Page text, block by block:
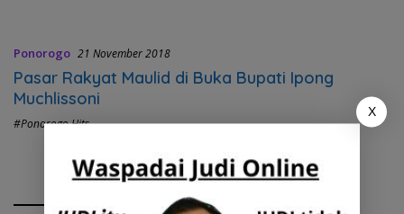
Ponorogo 21 November 2018
Pasar Rakyat Maulid di Buka Bupati Ipong
Muchlissoni
#Ponorogo Hits
X